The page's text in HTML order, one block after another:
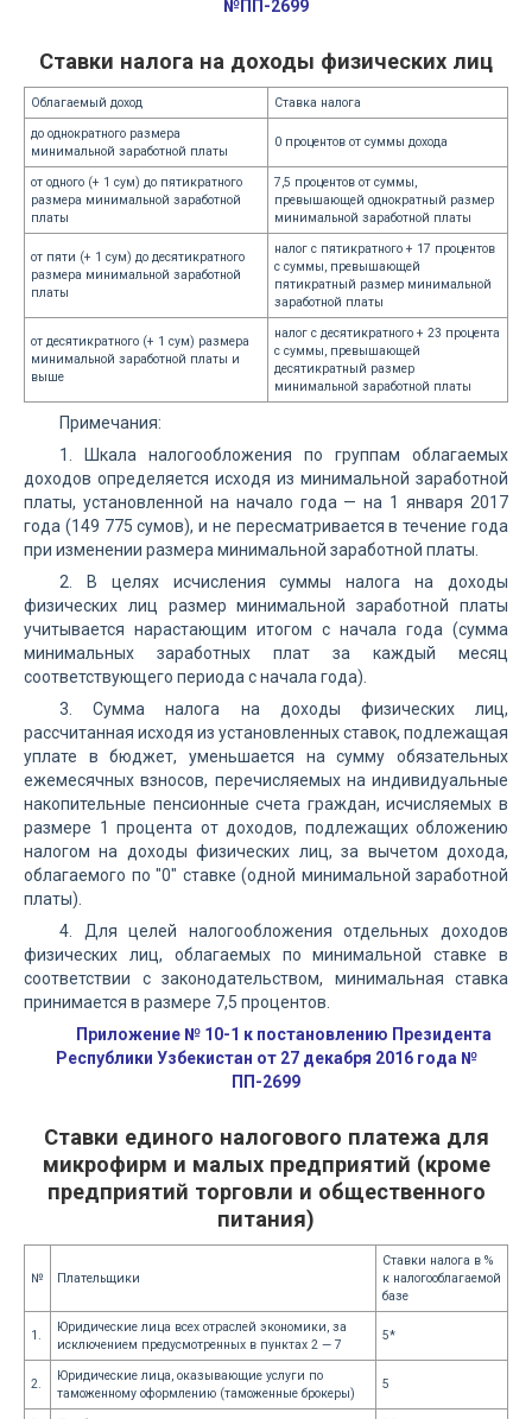
№ПП-2699
Ставки налога на доходы физических лиц
Облагаемый доход
Ставка налога
до однократного размера
минимальной заработной платы
0 процентов от суммы дохода
от одного (+ 1 сум) до пятикратного
размера минимальной заработной
платы
7,5 процентов от суммы,
превышающей однократный размер
минимальной заработной платы
от пяти (+ 1 сум) до десятикратного
размера минимальной заработной
платы
налог с пятикратного + 17 процентов
с суммы, превышающей
пятикратный размер минимальной
заработной платы
от десятикратного (+ 1 сум) размера
минимальной заработной платы и
выше
налог с десятикратного + 23 процента
с суммы, превышающей
десятикратный размер
минимальной заработной платы
Примечания:
1. Шкала налогообложения по группам облагаемых
доходов определяется исходя из минимальной заработной
платы, установленной на начало года — на 1 января 2017
года (149 775 сумов), и не пересматривается в течение года
при изменении размера минимальной заработной платы.
2. В целях исчисления суммы налога на доходы
физических лиц размер минимальной заработной платы
учитывается нарастающим итогом с начала года (сумма
минимальных заработных плат за каждый месяц
соответствующего периода с начала года).
3. Сумма налога на доходы физических лиц,
рассчитанная исходя из установленных ставок, подлежащая
уплате в бюджет, уменьшается на сумму обязательных
ежемесячных взносов, перечисляемых на индивидуальные
накопительные пенсионные счета граждан, исчисляемых в
размере 1 процента от доходов, подлежащих обложению
налогом на доходы физических лиц, за вычетом дохода,
облагаемого по "0" ставке (одной минимальной заработной
платы).
4. Для целей налогообложения отдельных доходов
физических лиц, облагаемых по минимальной ставке в
соответствии с законодательством, минимальная ставка
принимается в размере 7,5 процентов.
Приложение № 10-1 к постановлению Президента
Республики Узбекистан от 27 декабря 2016 года №
ПП-2699
Ставки единого налогового платежа для
микрофирм и малых предприятий (кроме
предприятий торговли и общественного
питания)
№ Плательщики
Ставки налога в %
к налогооблагаемой
базе
1.
Юридические лица всех отраслей экономики, за
исключением предусмотренных в пунктах 2 — 7
5*
2.
Юридические лица, оказывающие услуги по
таможенному оформлению (таможенные брокеры)
5